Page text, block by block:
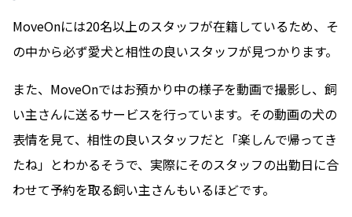
MoveOnには20名以上のスタッフが在籍しているため、そ
の中から必ず愛犬と相性の良いスタッフが見つかります。
また、MoveOnではお預かり中の様子を動画で撮影し、飼
い主さんに送るサービスを行っています。その動画の犬の
表情を見て、相性の良いスタッフだと「楽しんで帰ってき
たね」とわかるそうで、実際にそのスタッフの出勤日に合
わせて予約を取る飼い主さんもいるほどです。